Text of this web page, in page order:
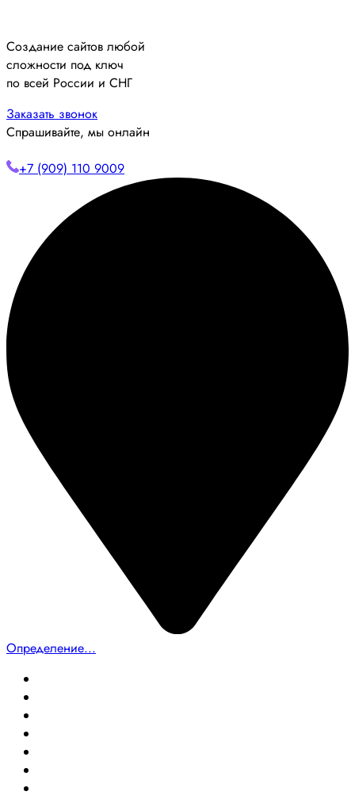
Создание сайтов любой
сложности под ключ
по всей России и СНГ
Заказать звонок
Спрашивайте, мы онлайн
+7 (909) 110 9009
Определение...